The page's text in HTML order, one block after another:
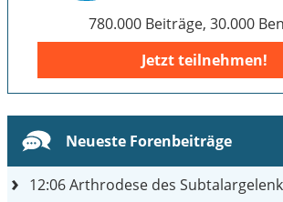
780.000 Beiträge, 30.000
Jetzt teilnehmen!
Neueste Forenbeiträge
12:06Arthrodese des